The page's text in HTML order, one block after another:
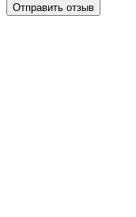
Отправить отзыв